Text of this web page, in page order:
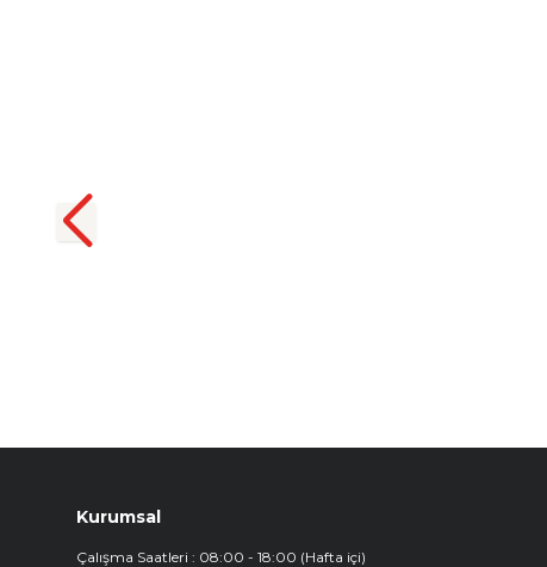
₺
Kurumsal
Çalışma Saatleri : 08:00 - 18:00 (Hafta içi)